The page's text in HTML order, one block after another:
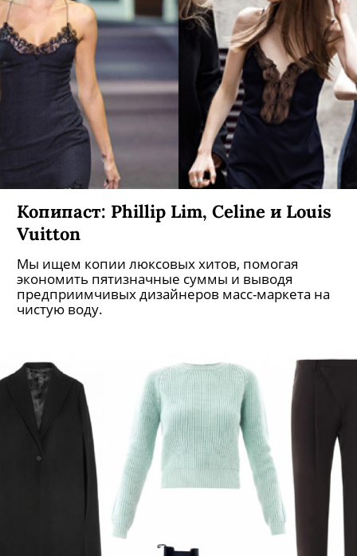
Копипаст: Phillip Lim, Celine и Louis
Vuitton
Мы ищем копии люксовых хитов, помогая
экономить пятизначные суммы и выводя
предприимчивых дизайнеров масс-маркета на
чистую воду.